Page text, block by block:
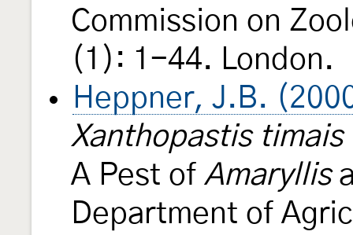
Commission on
(1): 1-44. London.
Heppner, J.B.
Xanthopastis timais
A Pest of Amaryllis
Department of